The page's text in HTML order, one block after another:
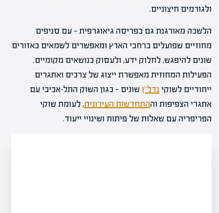
ולגורמים חיצוניים.
הלשכה מאורגנת גם בפריסה גיאוגרפית — עם סניפים
מחוזיים שפועלים ברחבי הארץ ומאפשרים לשמאים באזורים
שונים להיפגש, לחלוק ידע, ולעסוק בנושאים מקומיים.
הפעילות המחוזית מאפשרת ייצוג של צרכים ואתגרים
ייחודיים לשוקי נדל"ןשונים — כגון השוק התל-אביבי עם
אתגרי הצפיפות וההתחדשות העירונית, לעומת שוקי
הפריפריה עם שאלות של פיתוח ושינויי ייעוד.